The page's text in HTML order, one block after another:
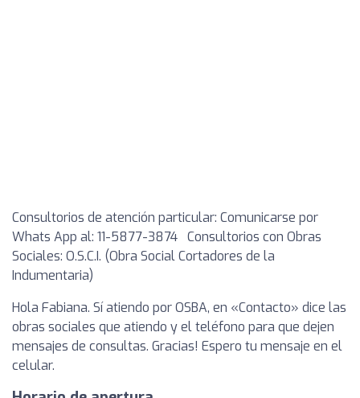
Consultorios de atención particular: Comunicarse por
Whats App al: 11-5877-3874 Consultorios con Obras
Sociales: O.S.C.I. (Obra Social Cortadores de la
Indumentaria)
Hola Fabiana. Sí atiendo por OSBA, en «Contacto» dice las
obras sociales que atiendo y el teléfono para que dejen
mensajes de consultas. Gracias! Espero tu mensaje en el
celular.